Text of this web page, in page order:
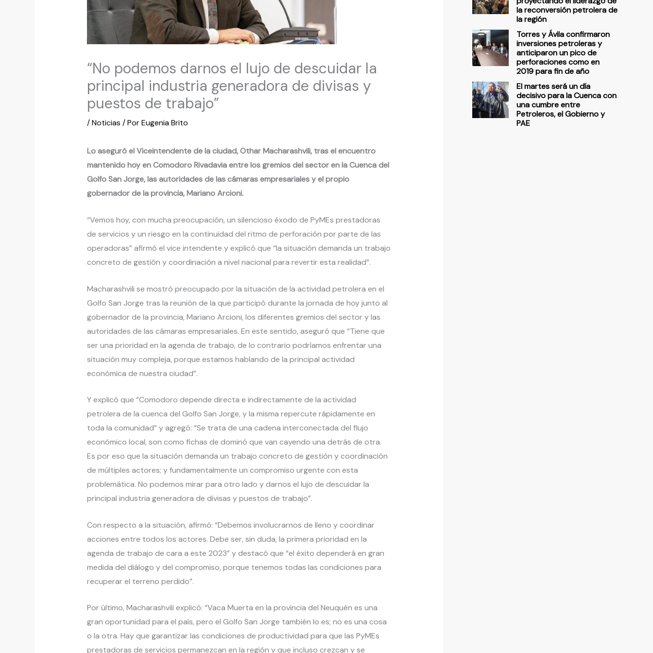
“No podemos darnos el lujo de descuidar la
principal industria generadora de divisas y
puestos de trabajo”
/Noticias / PorEugenia Brito
Lo aseguró el Viceintendente de la ciudad, Othar Macharashvili, tras el encuentro
mantenido hoy en Comodoro Rivadavia entre los gremios del sector en la Cuenca del
Golfo San Jorge, las autoridades de las cámaras empresariales y el propio
gobernador de la provincia, Mariano Arcioni.
“Vemos hoy, con mucha preocupación, un silencioso éxodo de PyMEs prestadoras
de servicios y un riesgo en la continuidad del ritmo de perforación por parte de las
operadoras” afirmó el vice intendente y explicó que “la situación demanda un trabajo
concreto de gestión y coordinación a nivel nacional para revertir esta realidad”.
Macharashvili se mostró preocupado por la situación de la actividad petrolera en el
Golfo San Jorge tras la reunión de la que participó durante la jornada de hoy junto al
gobernador de la provincia, Mariano Arcioni, los diferentes gremios del sector y las
autoridades de las cámaras empresariales. En este sentido, aseguró que “Tiene que
ser una prioridad en la agenda de trabajo, de lo contrario podríamos enfrentar una
situación muy compleja, porque estamos hablando de la principal actividad
económica de nuestra ciudad”.
Y explicó que “Comodoro depende directa e indirectamente de la actividad
petrolera de la cuenca del Golfo San Jorge, y la misma repercute rápidamente en
toda la comunidad” y agregó: “Se trata de una cadena interconectada del flujo
económico local, son como fichas de dominó que van cayendo una detrás de otra.
Es por eso que la situación demanda un trabajo concreto de gestión y coordinación
de múltiples actores; y fundamentalmente un compromiso urgente con esta
problemática. No podemos mirar para otro lado y darnos el lujo de descuidar la
principal industria generadora de divisas y puestos de trabajo”.
Con respecto a la situación, afirmó: “Debemos involucrarnos de lleno y coordinar
acciones entre todos los actores. Debe ser, sin duda, la primera prioridad en la
agenda de trabajo de cara a este 2023” y destacó que “el éxito dependerá en gran
medida del diálogo y del compromiso, porque tenemos todas las condiciones para
recuperar el terreno perdido”.
Por último, Macharashvili explicó: “Vaca Muerta en la provincia del Neuquén es una
gran oportunidad para el país, pero el Golfo San Jorge también lo es; no es una cosa
o la otra. Hay que garantizar las condiciones de productividad para que las PyMEs
prestadoras de servicios permanezcan en la región y que incluso crezcan y se
la reconversión petrolera de
la región
Torres y Ávila confirmaron
inversiones petroleras y
anticiparon un pico de
perforaciones como en
2019 para fin de año
El martes será un día
decisivo para la Cuenca con
una cumbre entre
Petroleros, el Gobierno y
PAE